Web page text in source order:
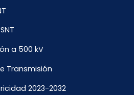
a 500 kV
Transmisión
2023-2032